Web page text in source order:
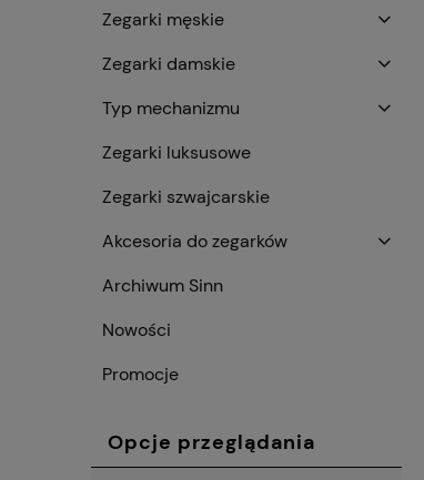
Zegarki męskie
Zegarki damskie
Typ mechanizmu
Zegarki luksusowe
Zegarki szwajcarskie
Akcesoria do zegarków
Archiwum Sinn
Nowości
Promocje
Opcje przeglądania